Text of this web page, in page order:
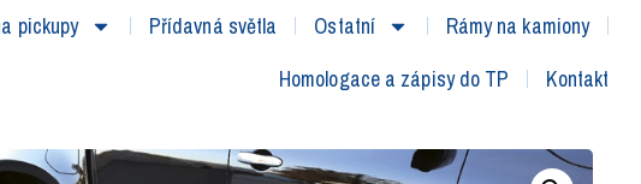
pickupy Přídavná světla Ostatní
Rámy na kamiony
Homologace a zápisy do TP
Kontakt